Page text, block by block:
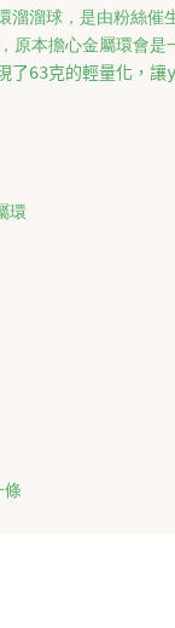
溜溜球，是由粉絲
原本擔心金屬環會
了63克的輕量化，
環
條